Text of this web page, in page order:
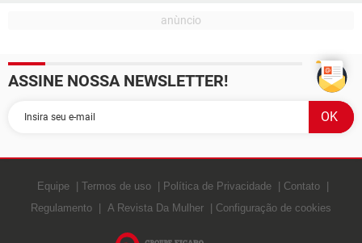
ASSINE NOSSA NEWSLETTER!
Equipe Termos de uso Política de Privacidade
Contato
Regulamento
A Revista Da Mulher Configuração de cookies